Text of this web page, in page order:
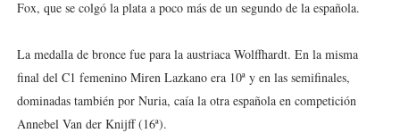
Fox, que se colgó la plata a poco más de un segundo de la española.
La medalla de bronce fue para la austriaca Wolffhardt. En la misma
final del C1 femenino Miren Lazkano era 10ª y en las semifinales,
dominadas también por Nuria, caía la otra española en competición
Annebel Van der Knijff (16ª).